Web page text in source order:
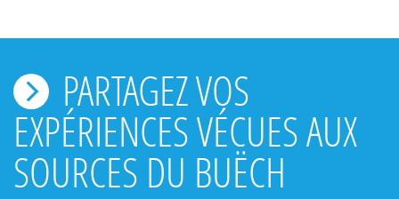
PARTAGEZ VOS
EXPÉRIENCES VÉCUES AUX
SOURCES DU BUËCH